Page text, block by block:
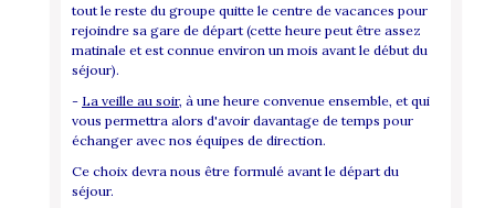
tout le reste du groupe quitte le centre de vacances pour
rejoindre sa gare de départ (cette heure peut être assez
matinale et est connue environ un mois avant le début du
séjour).
- La veille au soir, à une heure convenue ensemble, et qui
vous permettra alors d'avoir davantage de temps pour
échanger avec nos équipes de direction.
Ce choix devra nous être formulé avant le départ du
séjour.